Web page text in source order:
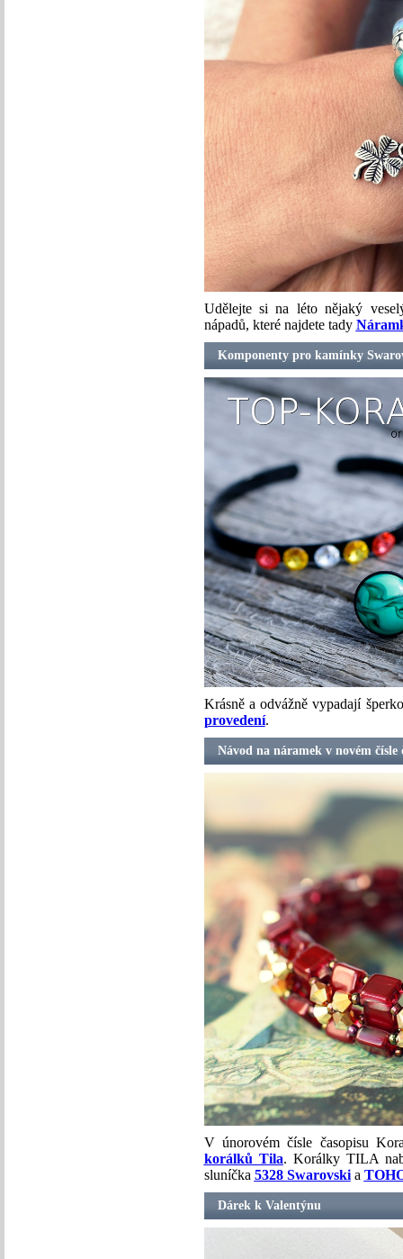
Udělejte si na léto nějaký
nápadů, které najdete tady
Komponenty pro kamínky
Krásně a odvážně vypadají
provedení.
Návod na náramek v novém
V únorovém čísle časopisu
korálků Tila. Korálky TILA
sluníčka 5328 Swarovskia
Dárek k Valentýnu